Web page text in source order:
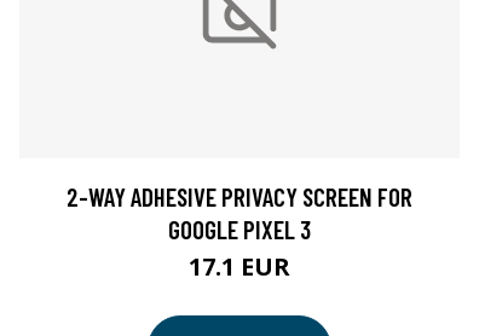
2-WAY ADHESIVE PRIVACY SCREEN FOR
GOOGLE PIXEL 3
17.1 EUR